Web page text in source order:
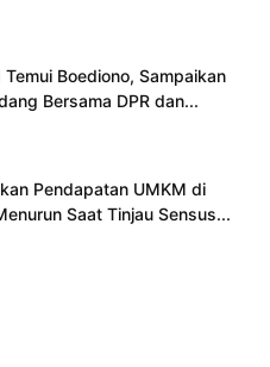
Temui Boediono, Sampaikan
Bersama DPR dan...
Pendapatan UMKM di
Saat Tinjau Sensus...